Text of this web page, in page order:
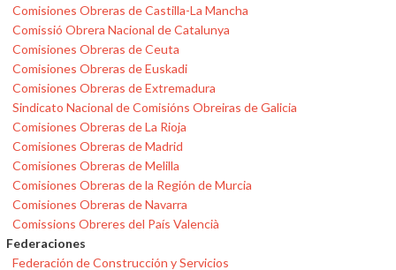
Comisiones Obreras de Castilla-La Mancha
Comissió Obrera Nacional de Catalunya
Comisiones Obreras de Ceuta
Comisiones Obreras de Euskadi
Comisiones Obreras de Extremadura
Sindicato Nacional de Comisións Obreiras de Galicia
Comisiones Obreras de La Rioja
Comisiones Obreras de Madrid
Comisiones Obreras de Melilla
Comisiones Obreras de la Región de Murcia
Comisiones Obreras de Navarra
Comissions Obreres del País Valencià
Federaciones
Federación de Construcción y Servicios